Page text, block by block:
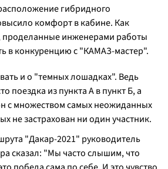
гибридного
комфорт в кабине. Как
проделанные инженерами работы
в конкуренцию с "КАМАЗ-мастер".
и о "темных лошадках". Ведь
поездка из пункта А в пункт Б, а
с множеством самых неожиданных
не застрахован ни один участник.
"Дакар-2021" руководитель
сказал: "Мы часто слышим, что